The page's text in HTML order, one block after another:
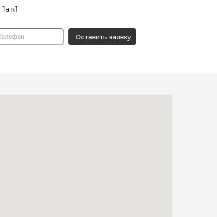
Оставить заявку
к1